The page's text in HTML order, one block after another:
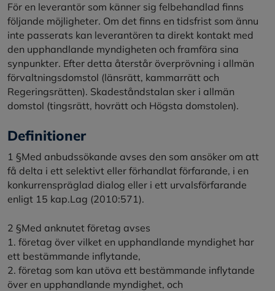
För en leverantör som känner sig felbehandlad finns
följande möjligheter. Om det finns en tidsfrist som ännu
inte passerats kan leverantören ta direkt kontakt med
den upphandlande myndigheten och framföra sina
synpunkter. Efter detta återstår överprövning i allmän
förvaltningsdomstol (länsrätt, kammarrätt och
Regeringsrätten). Skadeståndstalan sker i allmän
domstol (tingsrätt, hovrätt och Högsta domstolen).
Definitioner
1 §Med anbudssökande avses den som ansöker om att
få delta i ett selektivt eller förhandlat förfarande, i en
konkurrenspräglad dialog eller i ett urvalsförfarande
enligt 15 kap.Lag (2010:571).
2 §Med anknutet företag avses
1. företag över vilket en upphandlande myndighet har
ett bestämmande inflytande,
2. företag som kan utöva ett bestämmande inflytande
över en upphandlande myndighet, och